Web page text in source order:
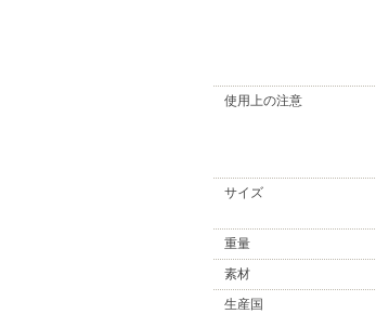
使用上の注意
サイズ
重量
素材
生産国